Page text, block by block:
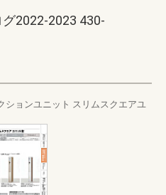
2022-2023 430-
ションユニット スリムスクエアユ